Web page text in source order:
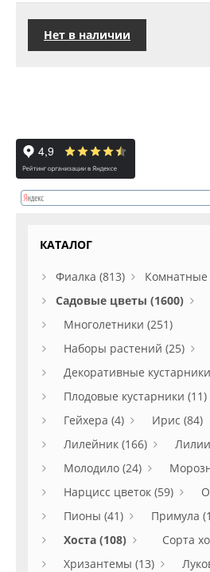
Нет в наличии
КАТАЛОГ
Фиалка (813)
Комнатные
Садовые цветы (1600)
Многолетники (251)
Наборы растений (25)
Декоративные
Плодовые кустарники (11)
Гейхера (4)
Ирис (84)
Лилейник (166)
Молодило (24)
Нарцисс цветок (59)
Пионы (41)
Примула
Хоста (108)
Сорта
Хризантемы (13)